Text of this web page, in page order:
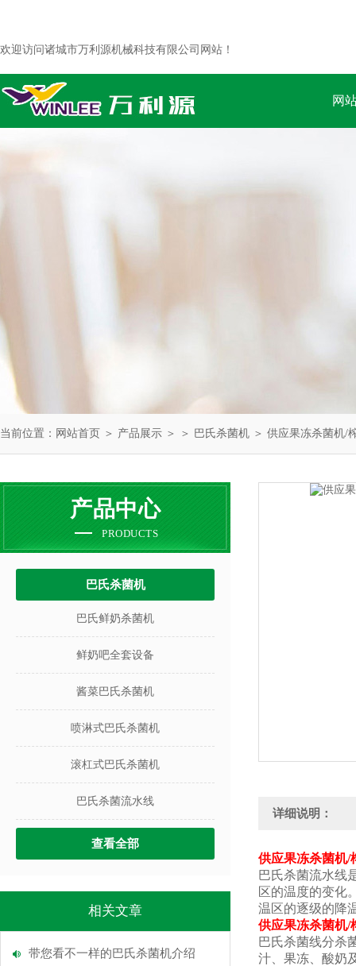
欢迎访问诸城市万利源机械科技有限公司网站！
网
当前位置： 网站首页 ＞ 产品展示 ＞ ＞ 巴氏杀菌机 ＞ 供应果冻杀菌机/
产品中心
PRODUCTS
巴氏杀菌机
巴氏鲜奶杀菌机
鲜奶吧全套设备
酱菜巴氏杀菌机
喷淋式巴氏杀菌机
滚杠式巴氏杀菌机
巴氏杀菌流水线
查看全部
相关文章
带您看不一样的巴氏杀菌机介绍
详细说明：
供应果冻杀菌机/
巴氏杀菌流水线
区的温度的变化
温区的逐级的降
供应果冻杀菌机/
巴氏杀菌线分杀
汁、果冻、酸奶